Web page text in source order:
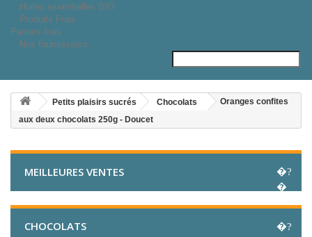
Huiles essentielles BIO
Produits Frais
Paniers frais
Nos fournisseurs
Petits plaisirs sucrés Chocolats
Oranges confites
aux deux chocolats 250g - Doucet
MEILLEURES VENTES
CHOCOLATS